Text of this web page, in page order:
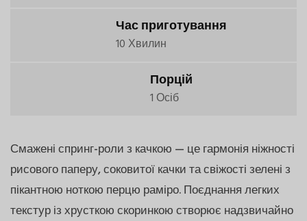
Час приготування
10 Хвилин
Порцій
1 Осіб
Смажені спринг-роли з качкою — це гармонія ніжності
рисового паперу, соковитої качки та свіжості зелені з
пікантною ноткою перцю раміро. Поєднання легких
текстур із хрусткою скоринкою створює надзвичайно